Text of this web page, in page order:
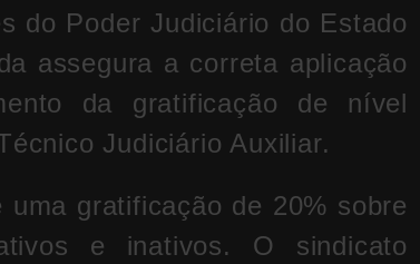
do Poder Judiciário do Estado
assegura a correta aplicação
da gratificação de nível
Judiciário Auxiliar.
gratificação de 20% sobre
e inativos. O sindicato